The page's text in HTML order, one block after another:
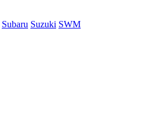
Subaru Suzuki SWM